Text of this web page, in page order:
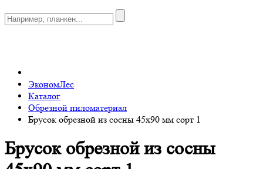
ЭкономЛес
Каталог
Обрезной пиломатериал
Брусок обрезной из сосны 45x90 мм сорт 1
Брусок обрезной из сосны